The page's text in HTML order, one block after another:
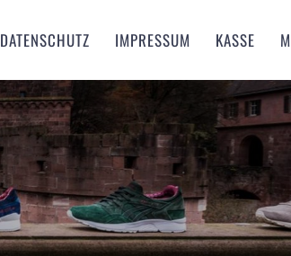
DATENSCHUTZ IMPRESSUM KASSE